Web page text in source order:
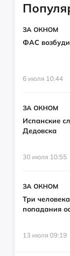
ЗА ОКНОМ
ФАС
6 июля 10:44
ЗА ОКНОМ
Испанские
Дедовска
30 июля 10:55
ЗА ОКНОМ
Три
попадания
13 июля 09:19